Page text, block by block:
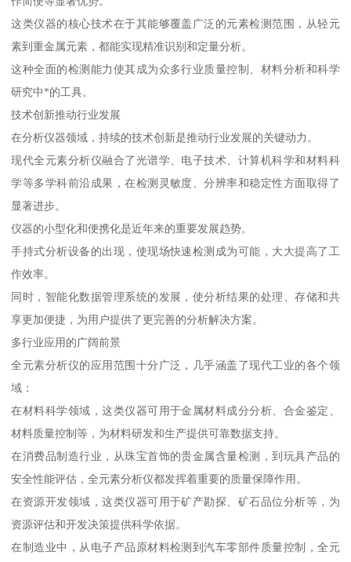
这类仪器的核心技术在于其能够覆盖广泛的元素检测范围，从轻元
素到重金属元素，都能实现精准识别和定量分析。
这种全面的检测能力使其成为众多行业质量控制、材料分析和科学
研究中*的工具。
技术创新推动行业发展
在分析仪器领域，持续的技术创新是推动行业发展的关键动力。
现代全元素分析仪融合了光谱学、电子技术、计算机科学和材料科
学等多学科前沿成果，在检测灵敏度、分辨率和稳定性方面取得了
显著进步。
仪器的小型化和便携化是近年来的重要发展趋势。
手持式分析设备的出现，使现场快速检测成为可能，大大提高了工
作效率。
同时，智能化数据管理系统的发展，使分析结果的处理、存储和共
享更加便捷，为用户提供了更完善的分析解决方案。
多行业应用的广阔前景
全元素分析仪的应用范围十分广泛，几乎涵盖了现代工业的各个领
域：
在材料科学领域，这类仪器可用于金属材料成分分析、合金鉴定、
材料质量控制等，为材料研发和生产提供可靠数据支持。
在消费品制造行业，从珠宝首饰的贵金属含量检测，到玩具产品的
安全性能评估，全元素分析仪都发挥着重要的质量保障作用。
在资源开发领域，这类仪器可用于矿产勘探、矿石品位分析等，为
资源评估和开发决策提供科学依据。
在制造业中，从电子产品原材料检测到汽车零部件质量控制，全元